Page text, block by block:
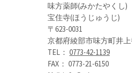
味方薬師(みかたやくし)
宝住寺(ほうじゅうじ)
〒623-0031
京都府綾部市味方町井上
TEL：0773-42-1139
FAX： 0773-21-6150